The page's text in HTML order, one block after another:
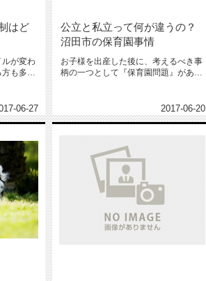
はど
ルが変わ
も多い
06-27
公立と私立って何が違うの？
沼田市の保育園事情
お子様を出産した後に、考えるべき事
柄の一つとして『保育園問題』があり
2017-06-20